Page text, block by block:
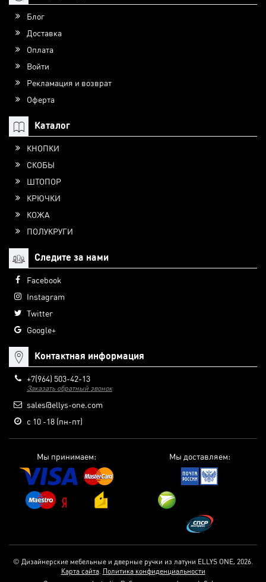
Блог
Доставка
Оплата
Войти
Рекламация и возврат
Оферта
Каталог
КНОПКИ
СКОБЫ
ШТОПОР
КРЮЧКИ
КОЖА
ПОЛУКРУГИ
Следите за нами
Facebook
Instagram
Twitter
Google+
Контактная информация
+7(964) 503-42-13
Заказать обратный звонок
sales@ellys-one.com
с 10 -18 (пн-пт)
Мы принимаем: Мы доставляем:
© Дизайнерские мебельные и дверные ручки из латуни ELLYS ONE, 2026.
Карта сайта. Политика конфиденциальности